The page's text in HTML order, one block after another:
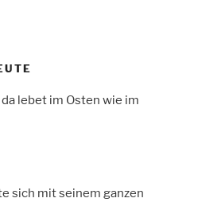
lebet im Osten wie im
sich mit seinem ganzen